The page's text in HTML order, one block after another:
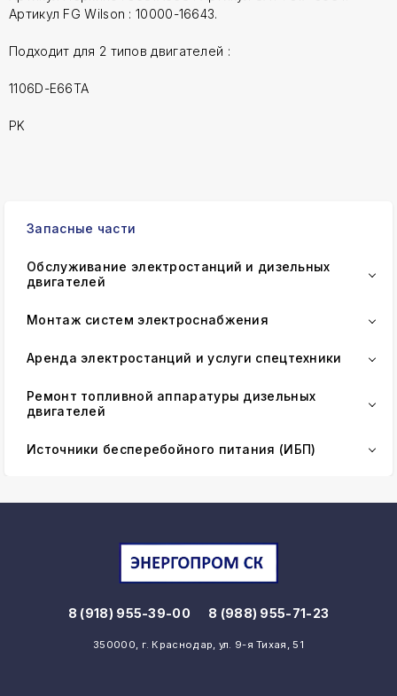
Запасные части
Обслуживание электростанций и дизельных
двигателей
Монтаж систем электроснабжения
Аренда электростанций и услуги спецтехники
Ремонт топливной аппаратуры дизельных
двигателей
Источники бесперебойного питания (ИБП)
Артикул FG Wilson : 10000-16643.
Подходит для 2 типов двигателей :
1106D-E66TA
PK
8 (918) 955-39-00 8 (988) 955-71-23
350000, г. Краснодар, ул. 9-я Тихая, 51